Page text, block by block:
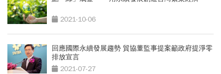
2021-10-06
回應國際永續發展趨勢 貿協董監事提案籲政府提淨零
排放宣言
2021-07-27